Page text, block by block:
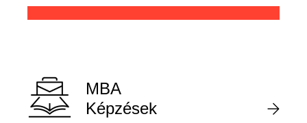
MBA
Képzések